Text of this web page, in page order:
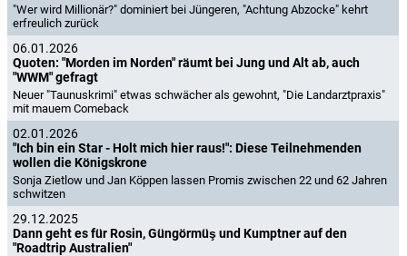
"Wer wird Millionär?" dominiert bei Jüngeren, "Achtung Abzocke" kehrt
erfreulich zurück
06.01.2026
Quoten: "Morden im Norden" räumt bei Jung und Alt ab, auch
"WWM" gefragt
Neuer "Taunuskrimi" etwas schwächer als gewohnt, "Die Landarztpraxis"
mit mauem Comeback
02.01.2026
"Ich bin ein Star - Holt mich hier raus!": Diese Teilnehmenden
wollen die Königskrone
Sonja Zietlow und Jan Köppen lassen Promis zwischen 22 und 62 Jahren
schwitzen
29.12.2025
Dann geht es für Rosin, Güngörmüş und Kumptner auf den
"Roadtrip Australien"